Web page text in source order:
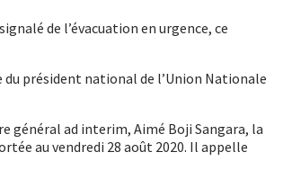
de l’évacuation en urgence, ce
président national de l’Union Nationale
général ad interim, Aimé Boji Sangara, la
au vendredi 28 août 2020. Il appelle